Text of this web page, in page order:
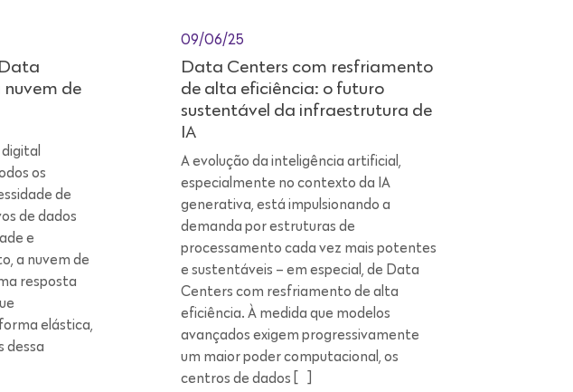
de
os
de
de dados
e
a nuvem de
resposta
elástica,
dessa
09/06/25
Data Centers com resfriamento
de alta eficiência: o futuro
sustentável da infraestrutura de
IA
A evolução da inteligência artificial,
especialmente no contexto da IA
generativa, está impulsionando a
demanda por estruturas de
processamento cada vez mais potentes
e sustentáveis – em especial, de Data
Centers com resfriamento de alta
eficiência. À medida que modelos
avançados exigem progressivamente
um maior poder computacional, os
centros de dados […]